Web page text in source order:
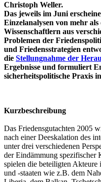
Christoph Weller.
Das jeweils im Juni
Einzelanalysen von mehr
Wissenschaftlern aus
Problemen der
und Friedensstrategien
die Stellungnahme der
Ergebnisse und formuliert
sicherheitspolitische Praxis
Kurzbeschreibung
Das Friedensgutachten 2005
nach einer Deeskalation des
unter drei verschiedenen
der Eindämmung
spielen die beteiligten
und -staaten wie z.B. dem